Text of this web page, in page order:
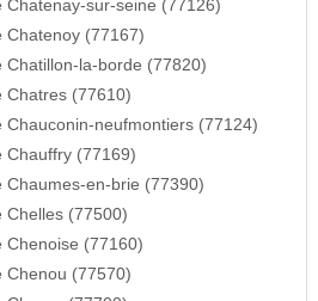
Chatenay-sur-seine (77126)
Chatenoy (77167)
Chatillon-la-borde (77820)
Chatres (77610)
Chauconin-neufmontiers (77124)
Chauffry (77169)
Chaumes-en-brie (77390)
Chelles (77500)
Chenoise (77160)
Chenou (77570)